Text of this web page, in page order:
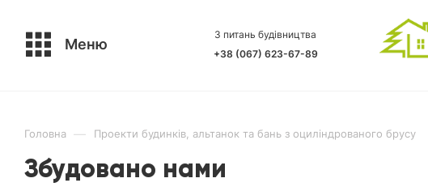
Меню
З питань будівництва
+38 (067) 623-67-89
Головна — Проекти будинків, альтанок та бань з оциліндрованого брусу
Збудовано нами